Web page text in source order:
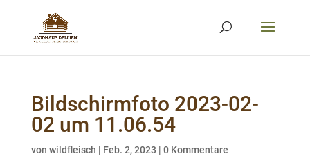
Bildschirmfoto 2023-02-
02 um 11.06.54
von wildfleisch | Feb. 2, 2023 | 0 Kommentare